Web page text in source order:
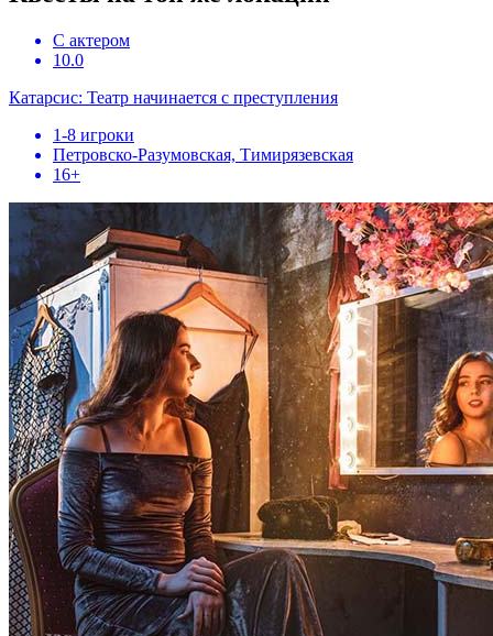
С актером
10.0
Катарсис: Театр начинается с преступления
1-8 игроки
Петровско-Разумовская, Тимирязевская
16+